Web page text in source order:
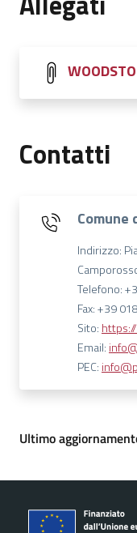
Contatti
Comune
Indirizzo:
Telefono:
Fax: +39
Sito:
Email:
PEC:
Ultimo